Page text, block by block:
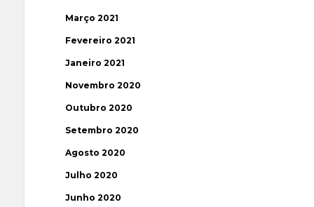
Março 2021
Fevereiro 2021
Janeiro 2021
Novembro 2020
Outubro 2020
Setembro 2020
Agosto 2020
Julho 2020
Junho 2020